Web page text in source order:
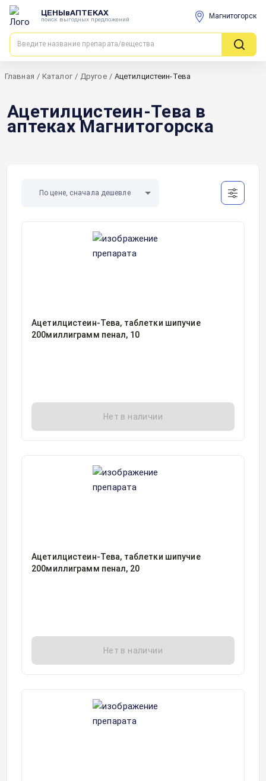
ЦЕНЫвАПТЕКАХ
поиск выгодных предложений Магнитогорск
Главная / Каталог / Другое / Ацетилцистеин-Тева
Ацетилцистеин-Тева в
аптеках Магнитогорска
По цене, сначала дешевле
Ацетилцистеин-Тева, таблетки шипучие
200миллиграмм пенал, 10
Нет в наличии
Ацетилцистеин-Тева, таблетки шипучие
200миллиграмм пенал, 20
Нет в наличии